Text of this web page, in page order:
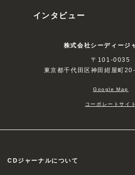
インタビュー
株式会社シーディージ
〒101-0035
東京都千代田区神田紺屋町
Google Map
コーポレートサイト
CDジャーナルについて